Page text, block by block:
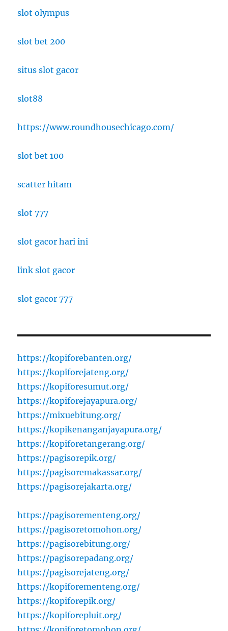
slot olympus
slot bet 200
situs slot gacor
slot88
https://www.roundhousechicago.com/
slot bet 100
scatter hitam
slot 777
slot gacor hari ini
link slot gacor
slot gacor 777
https://kopiforebanten.org/
https://kopiforejateng.org/
https://kopiforesumut.org/
https://kopiforejayapura.org/
https://mixuebitung.org/
https://kopikenanganjayapura.org/
https://kopiforetangerang.org/
https://pagisorepik.org/
https://pagisoremakassar.org/
https://pagisorejakarta.org/
https://pagisorementeng.org/
https://pagisoretomohon.org/
https://pagisorebitung.org/
https://pagisorepadang.org/
https://pagisorejateng.org/
https://kopiforementeng.org/
https://kopiforepik.org/
https://kopiforepluit.org/